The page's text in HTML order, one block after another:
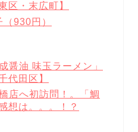
区・末広町】
930円）
醤油 味玉ラーメン」
代田区】
店へ初訪問！。「鯛
想は。。。！？